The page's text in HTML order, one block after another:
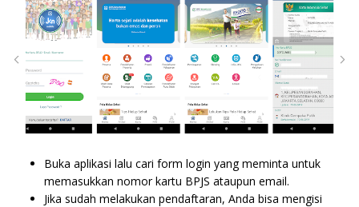
Buka aplikasi lalu cari form login yang meminta untuk
memasukkan nomor kartu BPJS ataupun email.
Jika sudah melakukan pendaftaran, Anda bisa mengisi